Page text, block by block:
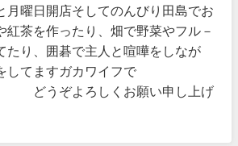
月曜日開店そしてのんびり田島でお
紅茶を作ったり、畑で野菜やフル－
たり、囲碁で主人と喧嘩をしなが
してますガカワイフで
ろしくお願い申し上げ